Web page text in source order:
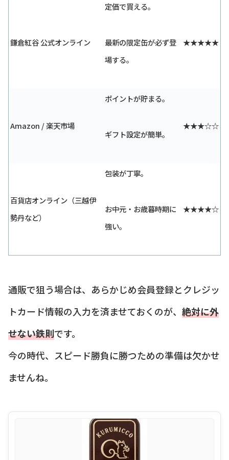
鎌倉紅谷 公式オンライン
定価で買える。
最新の限定缶が必ず登
場する。
★★★★★
Amazon / 楽天市場
ポイントが貯まる。
ギフト設定が簡単。
★★★☆☆
百貨店オンライン（三越伊
勢丹など）
包装が丁寧。
お中元・お歳暮時期に
強い。
★★★★☆
通販で狙う場合は、あらかじめ会員登録とクレジッ
トカード情報の入力を済ませておくのが、 絶対に外
せない鉄則です。
今の時代、スピード勝負に勝つための準備は欠かせ
ませんね。